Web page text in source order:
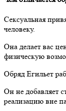
Сексуальная
человеку.
Она делает вас
физическую
Обряд Егильет
Он не добавляет
реализацию вне